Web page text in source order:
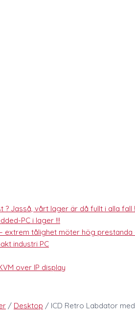
? Jasså, vårt lager är då fullt i alla fall !
PC i lager !!!
extrem tålighet möter hög prestanda –
industri PC
over IP display
/ Desktop / ICD Retro Labdator med